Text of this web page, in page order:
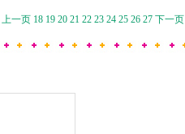
上一页 18192021222324252627 下一页